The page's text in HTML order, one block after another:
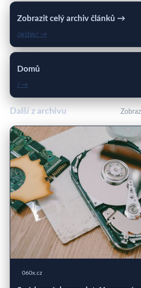
Zobrazit celý archiv článků →
/archiv/ →
Domů
/ →
Další z archivu
060x.cz